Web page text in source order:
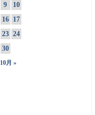
10月 »
9
10
16
17
23 24
30